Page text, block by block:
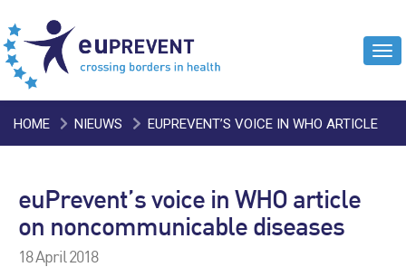
HOME NIEUWS EUPREVENT’S VOICE IN WHO ARTICLE
euPrevent’s voice in WHO article
on noncommunicable diseases
18 April 2018